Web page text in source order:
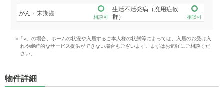
がん・末期癌
相談可
生活不活発病（廃用症候
群）
相談可
※「○」の場合、ホームの状況や入居するご本人様の状態等によっては、入居のお受け入
れや継続的なサービス提供ができない場合もございます。まずはお気軽にご相談くだ
さい。
物件詳細